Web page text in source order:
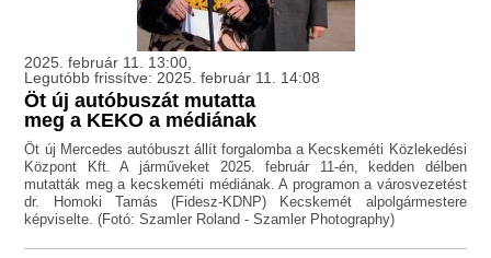
2025. február 11. 13:00,
Legutóbb frissítve: 2025. február 11. 14:08
Öt új autóbuszát mutatta
meg a KEKO a médiának
Öt új Mercedes autóbuszt állít forgalomba a Kecskeméti Közlekedési
Központ Kft. A járműveket 2025. február 11-én, kedden délben
mutatták meg a kecskeméti médiának. A programon a városvezetést
dr. Homoki Tamás (Fidesz-KDNP) Kecskemét alpolgármestere
képviselte. (Fotó: Szamler Roland - Szamler Photography)